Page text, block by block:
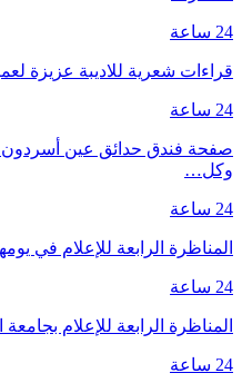
24 ساعة
قراءات شعرية للاديبة عزيزة
24 ساعة
صفحة فندق حدائق عين أسردون
وكل…
24 ساعة
المناظرة الرابعة للإعلام في
24 ساعة
المناظرة الرابعة للإعلام
24 ساعة